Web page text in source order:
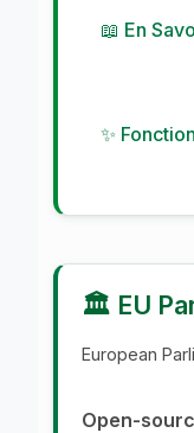
📖 En
✨
🏛️ EU
European
Open-